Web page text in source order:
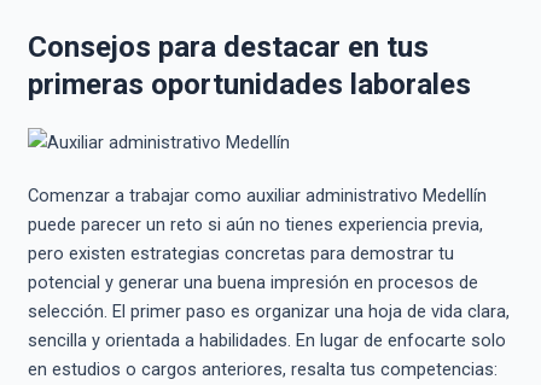
Consejos para destacar en tus
primeras oportunidades laborales
Comenzar a trabajar como auxiliar administrativo Medellín
puede parecer un reto si aún no tienes experiencia previa,
pero existen estrategias concretas para demostrar tu
potencial y generar una buena impresión en procesos de
selección. El primer paso es organizar una hoja de vida clara,
sencilla y orientada a habilidades. En lugar de enfocarte solo
en estudios o cargos anteriores, resalta tus competencias: